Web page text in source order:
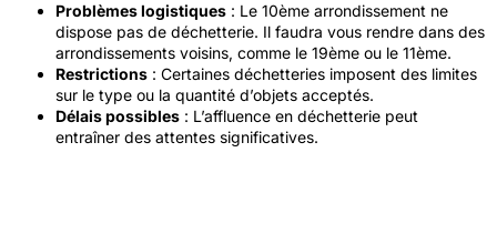
Problèmes logistiques : Le 10ème arrondissement ne
dispose pas de déchetterie. Il faudra vous rendre dans des
arrondissements voisins, comme le 19ème ou le 11ème.
Restrictions : Certaines déchetteries imposent des limites
sur le type ou la quantité d’objets acceptés.
Délais possibles : L’affluence en déchetterie peut
entraîner des attentes significatives.